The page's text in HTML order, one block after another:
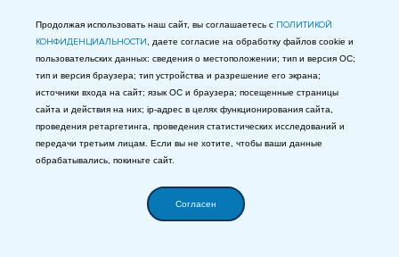
балансировку колёс
45.20.14
45.20.14.000
Услуги по ремонту
кузовов легковых
автомобилей и лёгких
грузовых
автотранспортных
средств и
аналогичные услуги
(ремонт кузовов: в том
окон, ремонт после
повреждений)
Продолжая использовать наш сайт, вы соглашаетесь с ПОЛИТИКОЙ
КОНФИДЕНЦИАЛЬНОСТИ , даете согласие на обработку файлов cookie и
пользовательских данных: сведения о местоположении; тип и версия ОС;
тип и версия браузера; тип устройства и разрешение его экрана;
источники входа на сайт; язык ОС и браузера; посещенные страницы
сайта и действия на них; ip-адрес в целях функционирования сайта,
проведения ретаргетинга, проведения статистических исследований и
передачи третьим лицам. Если вы не хотите, чтобы ваши данные
обрабатывались, покиньте сайт.
Согласен